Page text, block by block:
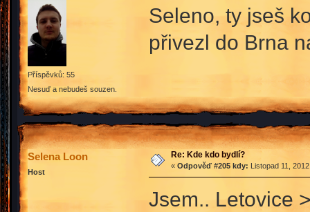
Příspěvků: 55
Nesuď a nebudeš souzen.
Seleno, ty jseš
přivezl do Brna
Selena Loon
Host
Re: Kde kdo bydlí?
« Odpověď #205 kdy: Listopad 11,
Jsem.. Letovice